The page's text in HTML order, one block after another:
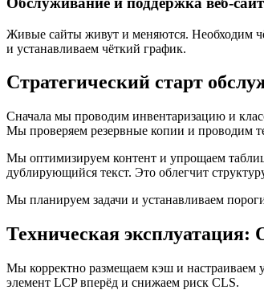
Живые сайты живут и меняются. Необходим
и устанавливаем чёткий график.
Стратегический старт
Сначала мы проводим инвентаризацию и
Мы проверяем резервные копии и проводим
Мы оптимизируем контент и упрощаем
дублирующийся текст. Это облегчит
Мы планируем задачи и устанавливаем
Техническая
Мы корректно размещаем кэш и настраиваем
элемент LCP вперёд и снижаем риск CLS.